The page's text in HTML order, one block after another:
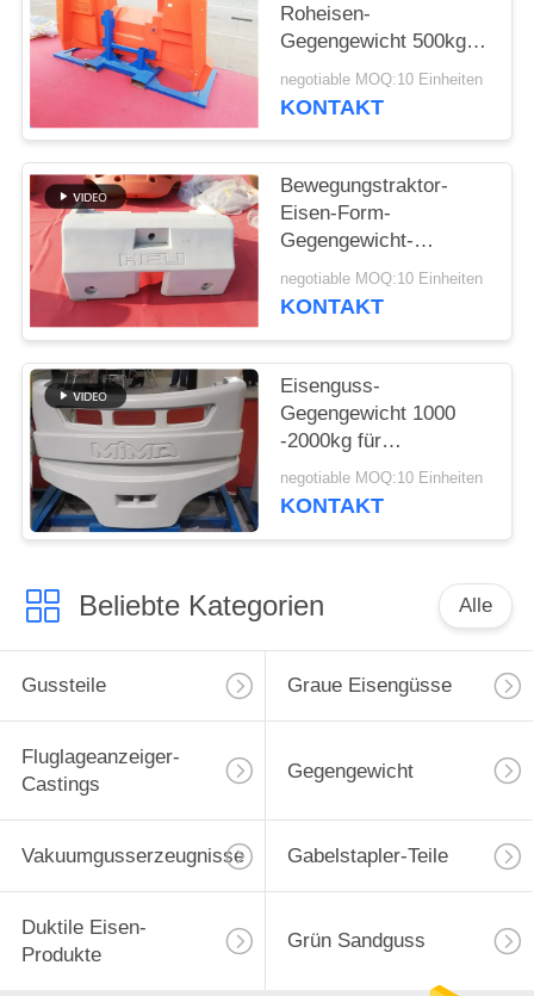
PRIVACY
POLICY
Roheisen-
Gegengewicht 500kg -
Gewicht 15000kg für
Industrie
negotiable MOQ:10 Einheiten
KONTAKT
Bewegungstraktor-
Eisen-Form-
Gegengewicht-
Kompaktbauweise
Soem-Service ISO9001
negotiable MOQ:10 Einheiten
KONTAKT
Eisenguss-
Gegengewicht 1000
-2000kg für
Forstwirtschafts-Bahn-
Erntemaschinen
negotiable MOQ:10 Einheiten
KONTAKT
Beliebte Kategorien Alle
Gussteile Graue Eisengüsse
Fluglageanzeiger-
Castings
Gegengewicht
Vakuumgusserzeugnisse Gabelstapler-Teile
Duktile Eisen-
Produkte
Grün Sandguss